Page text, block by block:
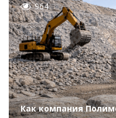
964
Как компания